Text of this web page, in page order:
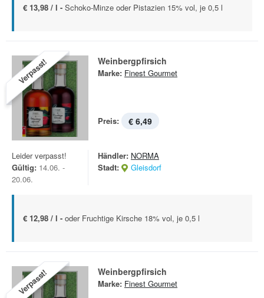
€ 13,98 / l - Schoko-Minze oder Pistazien 15% vol, je 0,5 l
Verpasst! Weinbergpfirsich
Marke: Finest Gourmet
Preis: € 6,49
Leider verpasst!
Gültig: 14.06. -
20.06.
Händler: NORMA
Stadt:
Gleisdorf
€ 12,98 / l - oder Fruchtige Kirsche 18% vol, je 0,5 l
Verpasst! Weinbergpfirsich
Marke: Finest Gourmet